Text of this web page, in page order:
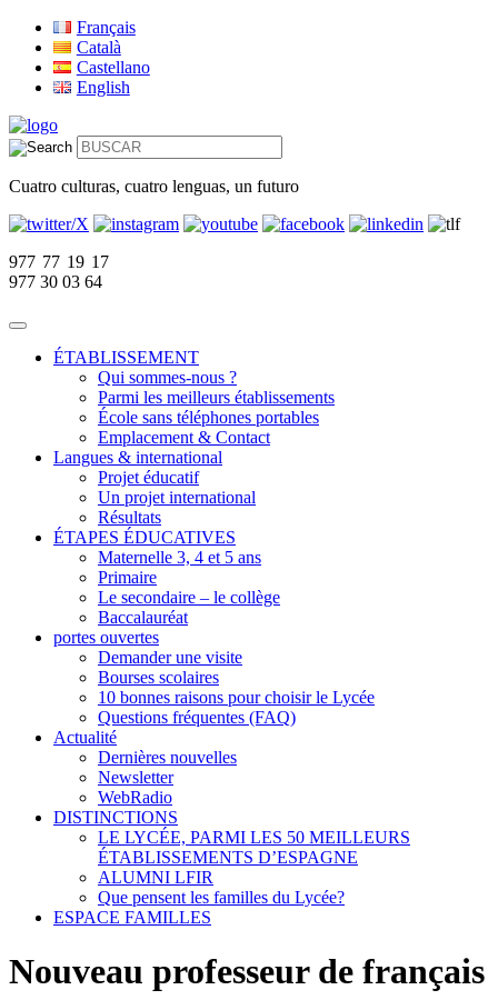
Français
Català
Castellano
English
Cuatro culturas, cuatro lenguas, un futuro
977 77 19 17
977 30 03 64
ÉTABLISSEMENT
Qui sommes-nous ?
Parmi les meilleurs établissements
École sans téléphones portables
Emplacement & Contact
Langues & international
Projet éducatif
Un projet international
Résultats
ÉTAPES ÉDUCATIVES
Maternelle 3, 4 et 5 ans
Primaire
Le secondaire – le collège
Baccalauréat
portes ouvertes
Demander une visite
Bourses scolaires
10 bonnes raisons pour choisir le Lycée
Questions fréquentes (FAQ)
Actualité
Dernières nouvelles
Newsletter
WebRadio
DISTINCTIONS
LE LYCÉE, PARMI LES 50 MEILLEURS
ÉTABLISSEMENTS D’ESPAGNE
ALUMNI LFIR
Que pensent les familles du Lycée?
ESPACE FAMILLES
Nouveau professeur de français